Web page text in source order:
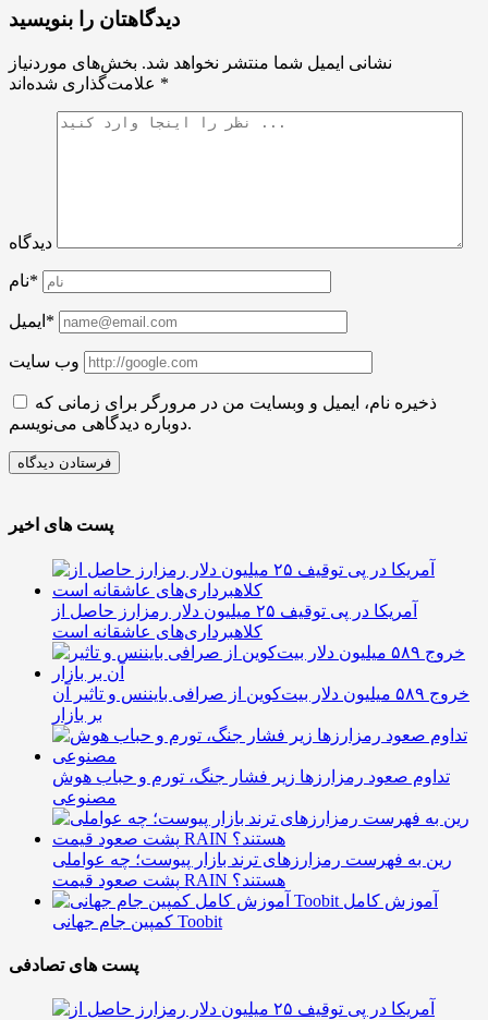
دیدگاهتان را بنویسید
نشانی ایمیل شما منتشر نخواهد شد. بخش‌های موردنیاز
*
دیدگاه
نام*
ایمیل*
وب سایت
ذخیره نام، ایمیل و وبسایت من در مرورگر برای زمانی که
دوباره دیدگاهی می‌نویسم.
پست های اخیر
آمریکا در پی توقیف ۲۵ میلیون دلار رمزارز حاصل از
کلاهبرداری‌های عاشقانه است
خروج ۵۸۹ میلیون دلار بیت‌کوین از صرافی بایننس و تاثیر آن
بر بازار
تداوم صعود رمزارزها زیر فشار جنگ، تورم و حباب هوش
مصنوعی
رین به فهرست رمزارزهای ترند بازار پیوست؛ چه عواملی
پشت صعود قیمت RAIN هستند؟
آموزش کامل
کمپین جام جهانی Toobit
پست های تصادفی